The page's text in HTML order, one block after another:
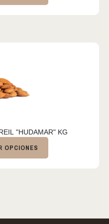
"HUDAMAR" KG
OPCIONES